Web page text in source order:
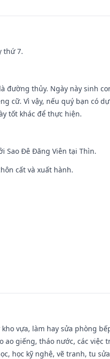
thứ 7.
đường thủy. Ngày này sinh
cữ. Vì vậy, nếu quý bạn có
tốt khác để thực hiện.
Sao Đê Đăng Viên tại Thìn.
cất và xuất hành.
vựa, làm hay sửa phòng
ao giếng, tháo nước, các việc
học kỹ nghệ, vẽ tranh, tu